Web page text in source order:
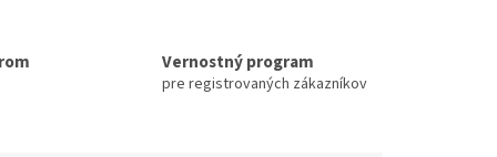
Vernostný program
pre registrovaných zákazníkov